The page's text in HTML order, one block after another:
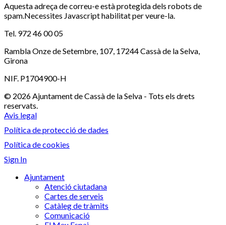
Aquesta adreça de correu-e està protegida dels robots de
spam.Necessites Javascript habilitat per veure-la.
Tel. 972 46 00 05
Rambla Onze de Setembre, 107, 17244 Cassà de la Selva,
Girona
NIF. P1704900-H
© 2026 Ajuntament de Cassà de la Selva - Tots els drets
reservats.
Avis legal
Política de protecció de dades
Política de cookies
Sign In
Ajuntament
Atenció ciutadana
Cartes de serveis
Catàleg de tràmits
Comunicació